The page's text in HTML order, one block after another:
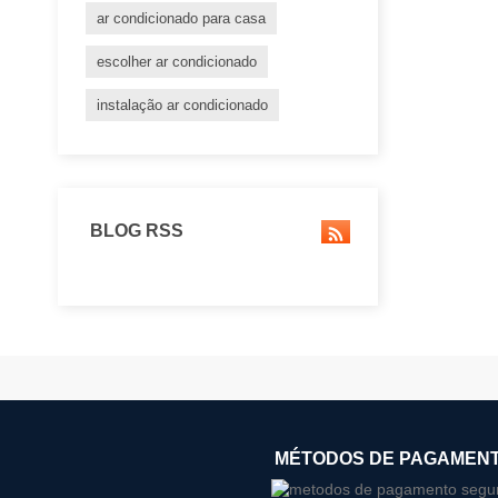
ar condicionado para casa
escolher ar condicionado
instalação ar condicionado
BLOG RSS
MÉTODOS DE